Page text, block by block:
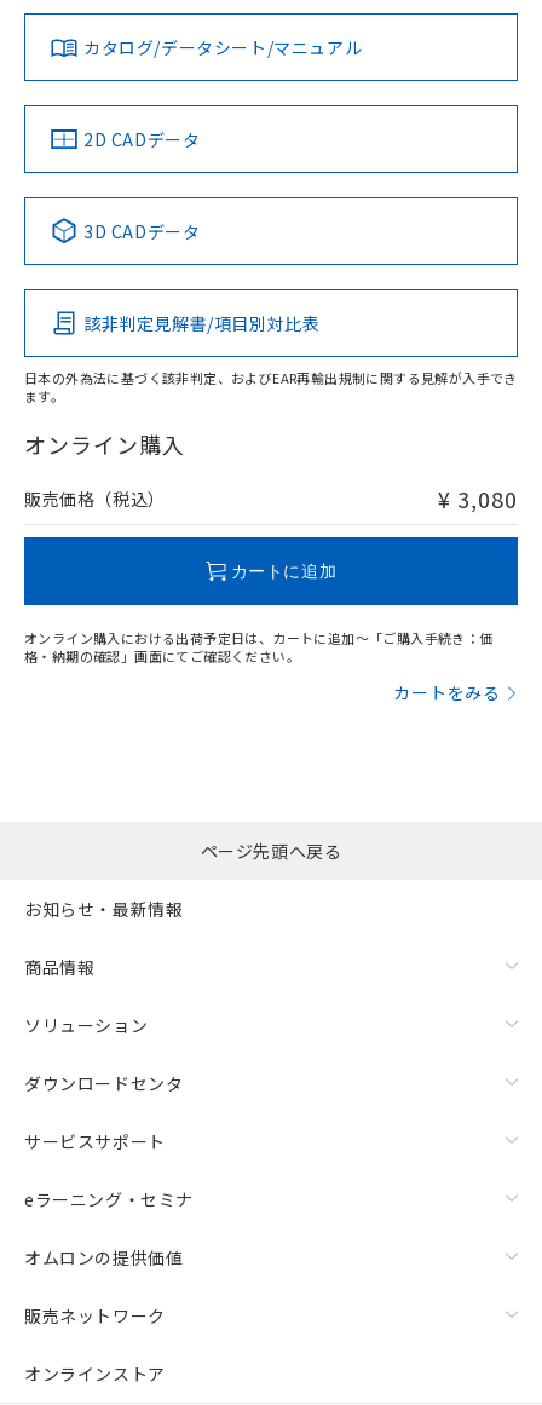
ダウンロードデータをご利用いただく前に、以下を必ずお読
みください。
ソフトウェアの使用条件
対応済み
中国 RoHS 注意事項・凡例
Pb Hg Cd Cr(VI)
O
在庫等で未対応品が混在する可能性があります。
問い合わせください。
LR型式承認
（イギリス
船舶規格）
DNV型式承認
（ノルウェー
BV型式承認
（フランス
KR型式
（韓国
No No No No
この製品の規格認証/適合状況ページへ
その他の認証はこちらのページからご検索ください
カタログ/データシート/マニュアル
2D CADデータ
3D CADデータ
該非判定見解書/項目別対比表
日本の外為法に基づく該非判定、およびEAR再輸出規制に関する見解が入手でき
ます。
オンライン購入
販売価格（税込） ¥ 3,080
カートに追加
オンライン購入における出荷予定日は、カートに追加～「ご購入手続き：価
格・納期の確認」画面にてご確認ください。
カートをみる
ページ先頭へ戻る
お知らせ・最新情報
商品情報
ソリューション
ダウンロードセンタ
サービスサポート
eラーニング・セミナ
オムロンの提供価値
販売ネットワーク
オンラインストア